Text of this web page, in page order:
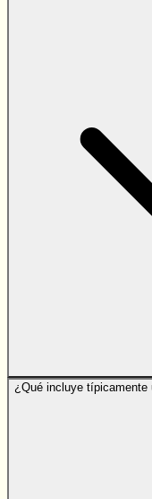
¿Qué incluye típicamente